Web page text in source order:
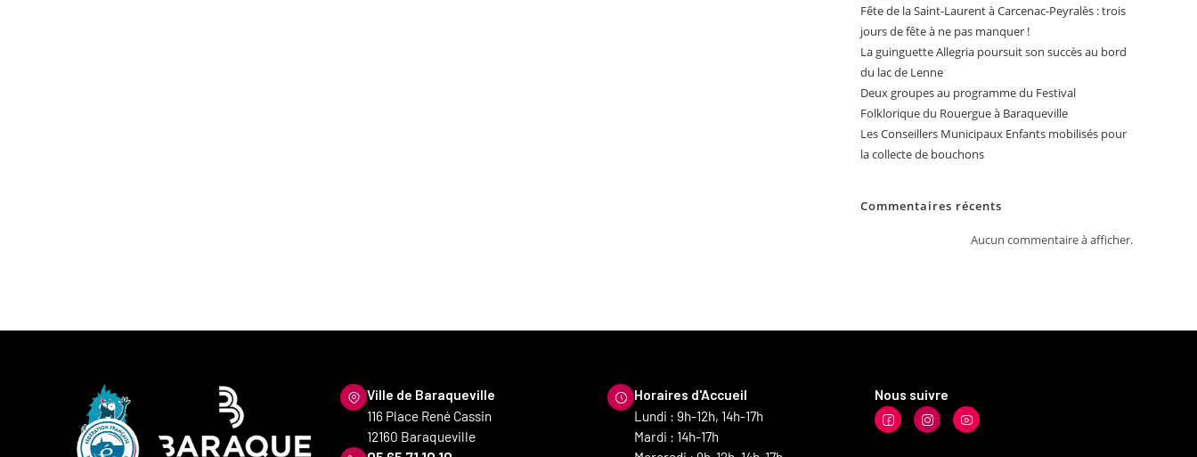
Fête de la Saint-Laurent à Carcenac-Peyralès : trois
jours de fête à ne pas manquer !
La guinguette Allegria poursuit son succès au bord
du lac de Lenne
Deux groupes au programme du Festival
Folklorique du Rouergue à Baraqueville
Les Conseillers Municipaux Enfants mobilisés pour
la collecte de bouchons
Commentaires récents
Aucun commentaire à afficher.
Ville de Baraqueville
116 Place René Cassin
12160 Baraqueville
Horaires d'Accueil
Lundi : 9h-12h, 14h-17h
Mardi : 14h-17h
Nous suivre